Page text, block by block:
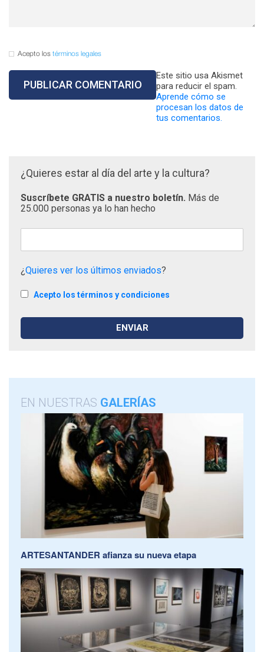
Acepto los términos legales
Este sitio usa Akismet
para reducir el spam.
Aprende cómo se
procesan los datos de
tus comentarios.
¿Quieres estar al día del arte y la cultura?
Suscríbete GRATIS a nuestro boletín. Más de
25.000 personas ya lo han hecho
¿Quieres ver los últimos enviados?
Acepto los términos y condiciones
EN NUESTRAS GALERÍAS
ARTESANTANDER afianza su nueva etapa